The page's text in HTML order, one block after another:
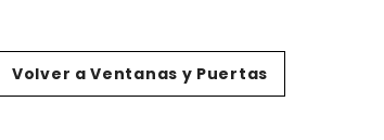
Volver a Ventanas y Puertas